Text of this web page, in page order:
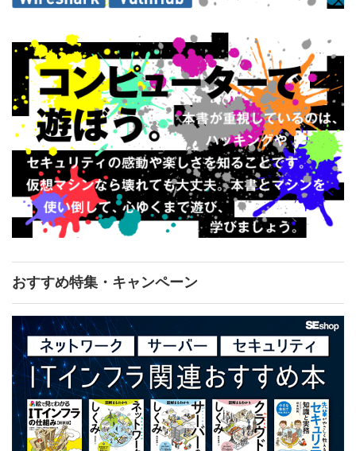
おすすめ特集・キャンペーン